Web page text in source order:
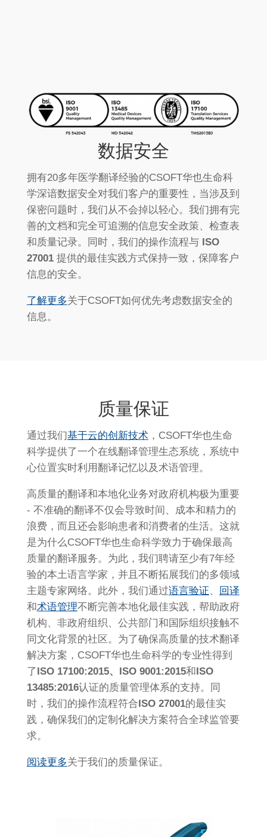
数据安全
拥有20多年医学翻译经验的CSOFT华也生命科
学深谙数据安全对我们客户的重要性，当涉及到
保密问题时，我们从不会掉以轻心。我们拥有完
善的文档和完全可追溯的信息安全政策、检查表
和质量记录。同时，我们的操作流程与 ISO
27001提供的最佳实践方式保持一致，保障客户
信息的安全。
了解更多关于CSOFT如何优先考虑数据安全的
信息。
质量保证
通过我们基于云的创新技术，CSOFT华也生命
科学提供了一个在线翻译管理生态系统，系统中
心位置实时利用翻译记忆以及术语管理。
高质量的翻译和本地化业务对政府机构极为重要
- 不准确的翻译不仅会导致时间、成本和精力的
浪费，而且还会影响患者和消费者的生活。这就
是为什么CSOFT华也生命科学致力于确保最高
质量的翻译服务。为此，我们聘请至少有7年经
验的本土语言学家，并且不断拓展我们的多领域
主题专家网络。此外，我们通过语言验证、
回译
和术语管理不断完善本地化最佳实践，帮助政府
机构、非政府组织、公共部门和国际组织接触不
同文化背景的社区。为了确保高质量的技术翻译
解决方案，CSOFT华也生命科学的专业性得到
了 ISO 17100:2015、ISO 9001:2015和 ISO
13485:2016认证的质量管理体系的支持。同
时，我们的操作流程符合 ISO 27001的最佳实
践，确保我们的定制化解决方案符合全球监管要
求。
阅读更多关于我们的质量保证。